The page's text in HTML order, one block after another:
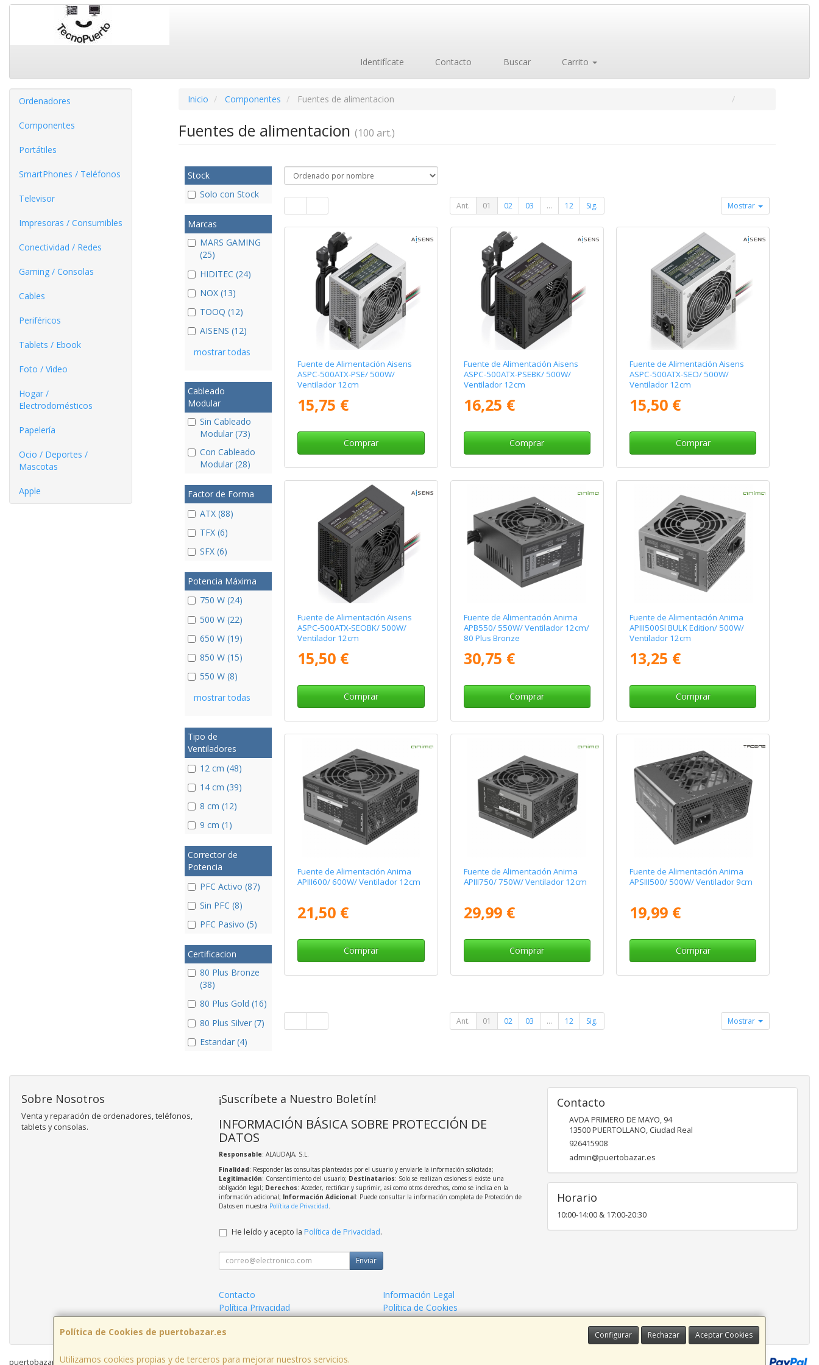
Identifícate Contacto Buscar Carrito
Ordenadores
Componentes
Portátiles
SmartPhones / Teléfonos
Televisor
Impresoras / Consumibles
Conectividad / Redes
Gaming / Consolas
Cables
Periféricos
Tablets / Ebook
Foto / Video
Hogar /
Electrodomésticos
Papelería
Ocio / Deportes /
Mascotas
Apple
Inicio Componentes Fuentes de alimentacion
Fuentes de alimentacion (100 art.)
Stock
Solo con Stock
Marcas
MARS GAMING
(25)
HIDITEC (24)
NOX (13)
TOOQ (12)
AISENS (12)
mostrar todas
Cableado
Modular
Sin Cableado
Modular (73)
Con Cableado
Modular (28)
Factor de Forma
ATX (88)
TFX (6)
SFX (6)
Potencia Máxima
750 W (24)
500 W (22)
650 W (19)
850 W (15)
550 W (8)
mostrar todas
Tipo de
Ventiladores
12 cm (48)
14 cm (39)
8 cm (12)
9 cm (1)
Corrector de
Potencia
PFC Activo (87)
Sin PFC (8)
PFC Pasivo (5)
Certificacion
80 Plus Bronze
(38)
80 Plus Gold (16)
80 Plus Silver (7)
Estandar (4)
Ant. 01 02 03 ... 12 Sig. Mostrar
Fuente de Alimentación Aisens
ASPC-500ATX-PSE/ 500W/
Ventilador 12cm
15,75 €
Comprar
Fuente de Alimentación Aisens
ASPC-500ATX-PSEBK/ 500W/
Ventilador 12cm
16,25 €
Comprar
Fuente de Alimentación Aisens
ASPC-500ATX-SEO/ 500W/
Ventilador 12cm
15,50 €
Comprar
Fuente de Alimentación Aisens
ASPC-500ATX-SEOBK/ 500W/
Ventilador 12cm
15,50 €
Comprar
Fuente de Alimentación Anima
APB550/ 550W/ Ventilador 12cm/
80 Plus Bronze
30,75 €
Comprar
Fuente de Alimentación Anima
APIII500SI BULK Edition/ 500W/
Ventilador 12cm
13,25 €
Comprar
Fuente de Alimentación Anima
APIII600/ 600W/ Ventilador 12cm
21,50 €
Comprar
Fuente de Alimentación Anima
APIII750/ 750W/ Ventilador 12cm
29,99 €
Comprar
Fuente de Alimentación Anima
APSIII500/ 500W/ Ventilador 9cm
19,99 €
Comprar
Ant. 01 02 03 ... 12 Sig. Mostrar
Política de Cookies de puertobazar.es Configurar Rechazar Aceptar Cookies
Utilizamos cookies propias y de terceros para mejorar nuestros servicios.
Sobre Nosotros
Venta y reparación de ordenadores, teléfonos,
tablets y consolas.
¡Suscríbete a Nuestro Boletín!
INFORMACIÓN BÁSICA SOBRE PROTECCIÓN DE
DATOS
Responsable: ALAUDAJA, S.L.
Finalidad: Responder las consultas planteadas por el usuario y enviarle la información solicitada;
Legitimación: Consentimiento del usuario; Destinatarios: Solo se realizan cesiones si existe una
obligación legal; Derechos: Acceder, rectificar y suprimir, así como otros derechos, como se indica en la
información adicional; Información Adicional: Puede consultar la información completa de Protección de
Datos en nuestra Política de Privacidad
He leído y acepto la Política de Privacidad.
Enviar
Contacto
Información Legal
Política Privacidad
Política de Cookies
Condiciones de Compra
Formas de Pago
Contacto
AVDA PRIMERO DE MAYO, 94
13500PUERTOLLANO, Ciudad Real
926415908
admin@puertobazar.es
Horario
10:00-14:00 & 17:00-20:30
puertobazar.es © 2026